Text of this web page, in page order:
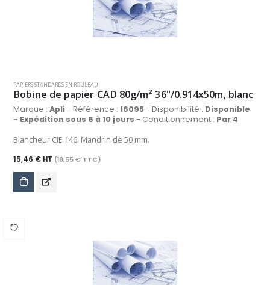
PAPIERS STANDARDS EN ROULEAU
Bobine de papier CAD 80g/m² 36"/0.914x50m, blanc
Marque :Apli- Référence : 16095 - Disponibilité : Disponible
- Expédition sous 6 à 10 jours - Conditionnement : Par 4
Blancheur CIE 146. Mandrin de 50 mm.
15,46 € HT (18,55 € TTC)